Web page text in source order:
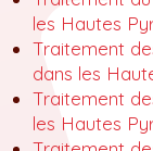
les Hautes
Traitement
dans les
Traitement
les Hautes